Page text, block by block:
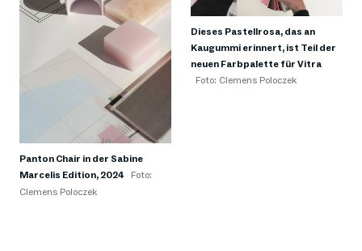
Panton Chair in der Sabine
Marcelis Edition, 2024
Foto:
Clemens Poloczek
Dieses Pastellrosa, das an
Kaugummi erinnert, ist Teil der
neuen Farbpalette für Vitra
Foto: Clemens Poloczek